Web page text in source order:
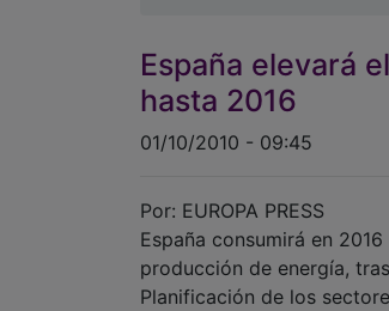
España elevará
hasta 2016
01/10/2010 - 09:45
Por: EUROPA PRESS
España consumirá en
producción de energía,
Planificación de los